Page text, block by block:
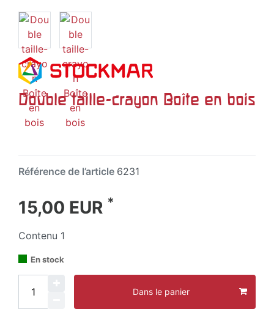
Double taille-crayon Boîte en bois
Référence de l’article 6231
15,00 EUR *
Contenu 1
En stock
Dans le panier